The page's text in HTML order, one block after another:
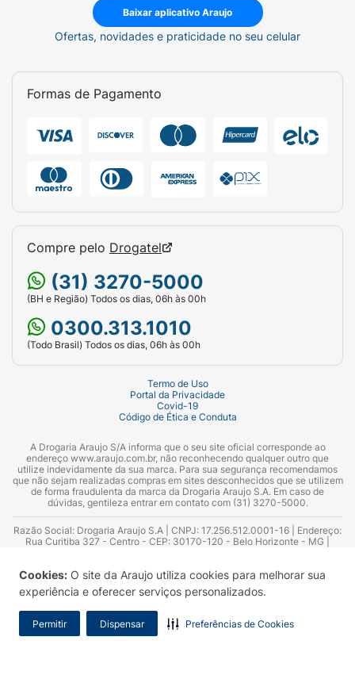
Cookies: O site da Araujo utiliza cookies para melhorar sua
experiência e oferecer serviços personalizados.
Permitir Dispensar Preferências de Cookies
Baixar aplicativo Araujo
Ofertas, novidades e praticidade no seu celular
Formas de Pagamento
Compre pelo Drogatel
(31) 3270-5000
(BH e Região) Todos os dias, 06h às 00h
0300.313.1010
(Todo Brasil) Todos os dias, 06h às 00h
Termo de Uso
Portal da Privacidade
Covid-19
Código de Ética e Conduta
A Drogaria Araujo S/A informa que o seu site oficial corresponde ao
endereço www.araujo.com.br, não reconhecendo qualquer outro que
utilize indevidamente da sua marca. Para sua segurança recomendamos
que não sejam realizadas compras em sites desconhecidos que se utilizem
de forma fraudulenta da marca da Drogaria Araujo S.A. Em caso de
dúvidas, gentileza entrar em contato com (31) 3270-5000.
Razão Social: Drogaria Araujo S.A | CNPJ: 17.256.512.0001-16 | Endereço:
Rua Curitiba 327 - Centro - CEP: 30170-120 - Belo Horizonte - MG |
Azevedo Guimarães – CRF 10.965 | Yasmin Silva Alvarenga – CRF 52.584 -
Consultor substituto: Thiago Aguiar Pinheiro - CRF Nº 13.748. Alvará
Sanitário: 2025020713 | Autorização de Funcionamento da Empresa (AFE):